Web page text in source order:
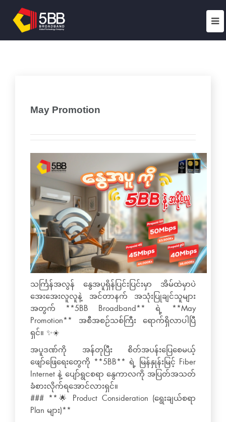
May Promotion
သင်္ကြန်အလွန် နွေအပူရှိန်ပြင်းပြင်းမှာ အိမ်ထဲမှာပဲ
အေးအေးလူလူနဲ့ အင်တာနက် အသုံးပြုချင်သူများ
အတွက် **5BB Broadband** ရဲ့ **May
Promotion** အစီအစဉ်သစ်ကြီး ရောက်ရှိလာပါပြီ
ရှင်။ ✨☀️
အပူဒဏ်ကို အန်တုပြီး စိတ်အပန်းပြေစေမယ့်
ဖျော်ဖြေရေးတွေကို **5BB** ရဲ့ မြန်နှုန်းမြင့် Fiber
Internet နဲ့ ပျော်ရွငစရာ နွေကာလကို အပြတ်အသတ်
ခံစားလိုက်ရအောင်လားရှင်။
### **🌟 Product Consideration (ရွေးချယ်စရာ
Plan များ)**